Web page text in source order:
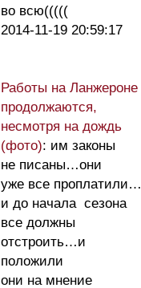
во всю(((((
2014-11-19 20:59:17
Работы на Ланжероне
продолжаются,
несмотря на дождь
(фото): им законы
не писаны…они
уже все проплатили…
и до начала сезона
все должны
отстроить…и
положили
они на мнение